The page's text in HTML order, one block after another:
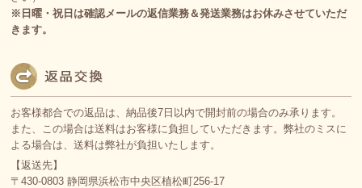
※日曜・祝日は確認メールの返信業務＆発送業務はお休みさせていただ
きます。
お客様都合での返品は、納品後7日以内で開封前の場合のみ承ります。
また、この場合は送料はお客様に負担していただきます。弊社のミスに
よる場合は、送料は弊社が負担いたします。
【返送先】
〒430-0803 静岡県浜松市中央区植松町256-17